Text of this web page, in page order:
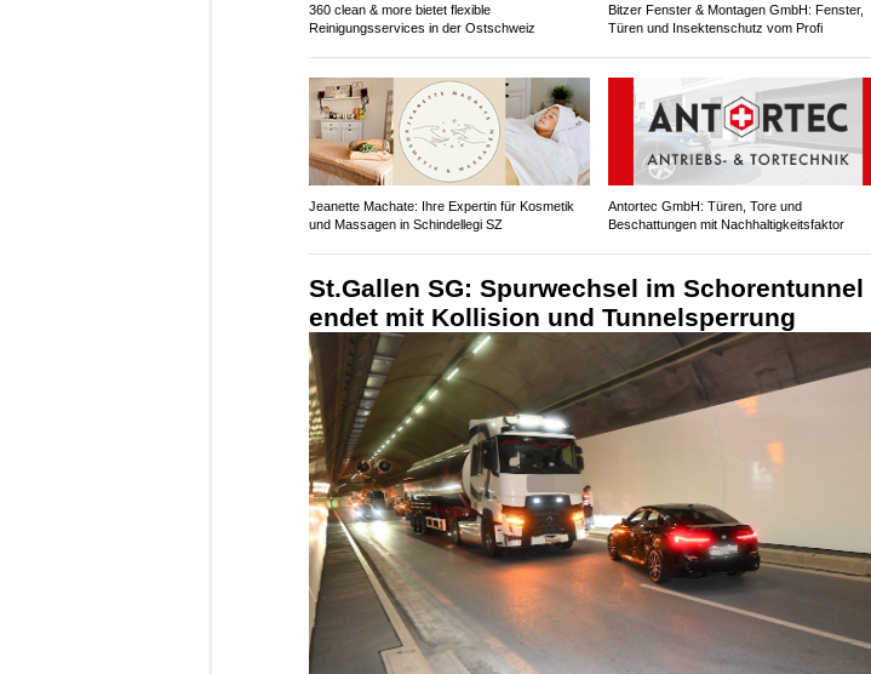
360 clean & more bietet flexible
Reinigungsservices in der Ostschweiz
Bitzer Fenster & Montagen GmbH: Fenster,
Türen und Insektenschutz vom Profi
Jeanette Machate: Ihre Expertin für Kosmetik
und Massagen in Schindellegi SZ
Antortec GmbH: Türen, Tore und
Beschattungen mit Nachhaltigkeitsfaktor
St.Gallen SG: Spurwechsel im Schorentunnel
endet mit Kollision und Tunnelsperrung